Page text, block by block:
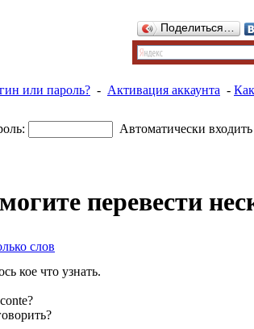
Поделиться…
или пароль? - Активация аккаунта -
Автоматически
перевести
слов
кое что узнать.